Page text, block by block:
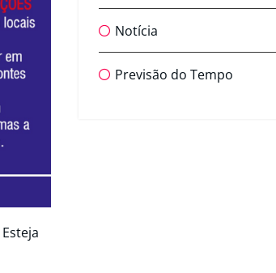
Notícia
Previsão do Tempo